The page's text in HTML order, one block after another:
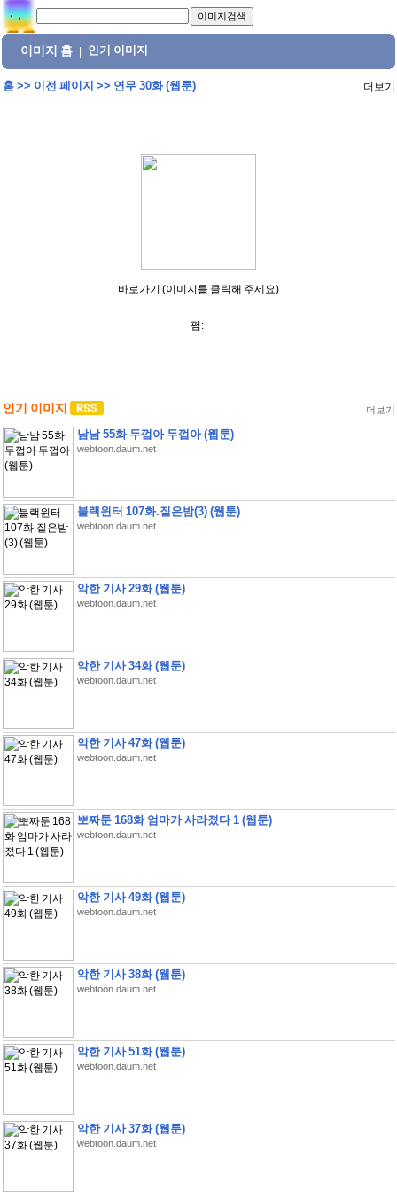
이미지 홈 인기 이미지
홈>> 이전 페이지 >> 연무 30화 (웹툰) 더보기
바로가기 (이미지를 클릭해 주세요)
펌:
인기 이미지 더보기
남남 55화 두껍아 두껍아 (웹툰)
webtoon.daum.net
블랙윈터 107화.짙은밤(3) (웹툰)
webtoon.daum.net
악한 기사 29화 (웹툰)
webtoon.daum.net
악한 기사 34화 (웹툰)
webtoon.daum.net
악한 기사 47화 (웹툰)
webtoon.daum.net
뽀짜툰 168화 엄마가 사라졌다 1 (웹툰)
webtoon.daum.net
악한 기사 49화 (웹툰)
webtoon.daum.net
악한 기사 38화 (웹툰)
webtoon.daum.net
악한 기사 51화 (웹툰)
webtoon.daum.net
악한 기사 37화 (웹툰)
webtoon.daum.net